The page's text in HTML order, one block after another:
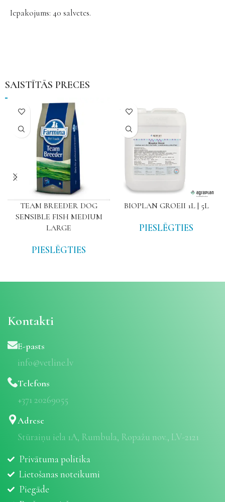
Iepakojums: 40 salvetes.
SAISTĪTĀS PRECES
TEAM BREEDER DOG
SENSIBLE FISH MEDIUM
LARGE
PIESLĒGTIES
NAV
BIOPLAN GROEII 1L | 5L
PIESLĒGTIES
Kontakti
E-pasts
info@vetline.lv
Telefons
+371 20269055
Adrese
Stūraiņu iela 1A, Rumbula, Ropažu nov., LV-2121
Privātuma politika
Lietošanas noteikumi
Piegāde